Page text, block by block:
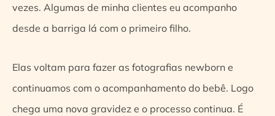
vezes. Algumas de minha clientes eu acompanho
desde a barriga lá com o primeiro filho.
Elas voltam para fazer as fotografias newborn e
continuamos com o acompanhamento do bebê. Logo
chega uma nova gravidez e o processo continua. É